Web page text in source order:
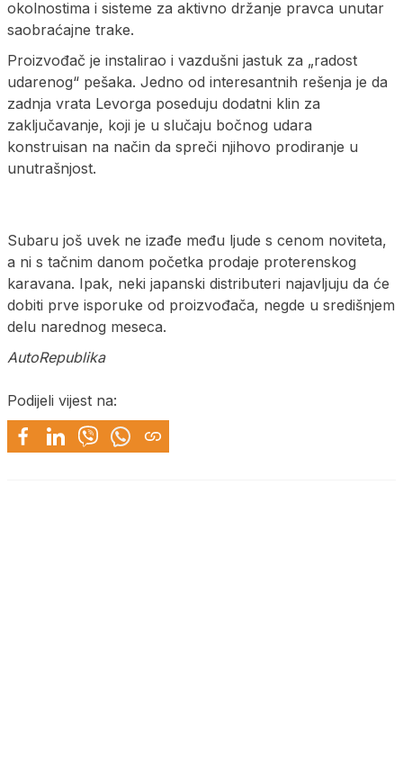
okolnostima i sisteme za aktivno držanje pravca unutar
saobraćajne trake.
Proizvođač je instalirao i vazdušni jastuk za „radost
udarenog“ pešaka. Jedno od interesantnih rešenja je da
zadnja vrata Levorga poseduju dodatni klin za
zaključavanje, koji je u slučaju bočnog udara
konstruisan na način da spreči njihovo prodiranje u
unutrašnjost.
Subaru još uvek ne izađe među ljude s cenom noviteta,
a ni s tačnim danom početka prodaje proterenskog
karavana. Ipak, neki japanski distributeri najavljuju da će
dobiti prve isporuke od proizvođača, negde u središnjem
delu narednog meseca.
AutoRepublika
Podijeli vijest na: